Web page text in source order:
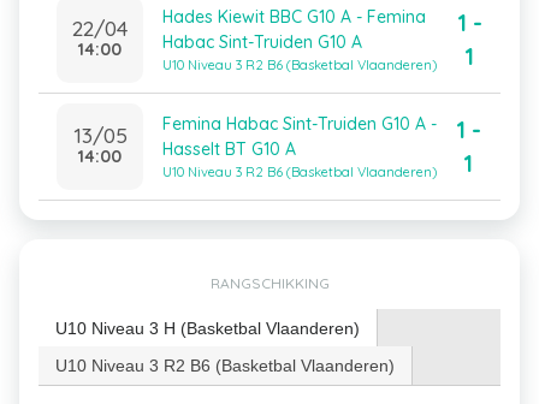
22/04
14:00
Hades Kiewit BBC G10 A - Femina
Habac Sint-Truiden G10 A
U10 Niveau 3 R2 B6 (Basketbal Vlaanderen)
1 -
1
13/05
14:00
Femina Habac Sint-Truiden G10 A -
Hasselt BT G10 A
U10 Niveau 3 R2 B6 (Basketbal Vlaanderen)
1 -
1
RANGSCHIKKING
U10 Niveau 3 H (Basketbal Vlaanderen)
U10 Niveau 3 R2 B6 (Basketbal Vlaanderen)